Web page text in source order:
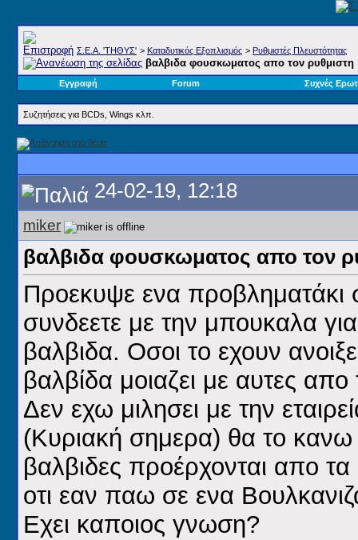
Σ.E.A. 'ΤΗΘΥΣ' > Καταδυτικός Εξοπλισμός > Ρυθμιστές Πλευστότητας
βαλβιδα φουσκωματος απο τον ρυθμιστη
Εγγραφή Forum Συχνές
Συζητήσεις για BCDs, Wings κλπ.
24-02-19, 12:18
miker
βαλβιδα φουσκωματος απο τον
Προεκυψε ενα
συνδεετε με την μπουκαλα
βαλβιδα. Οσοι το εχουν
βαλβίδα μοιαζει με αυτες
Δεν εχω μιλησει με την
(Κυριακή σημερα) θα το κανω
βαλβιδες προέρχονται απο
οτι εαν παω σε ενα
Εχει καποιος γνωση?